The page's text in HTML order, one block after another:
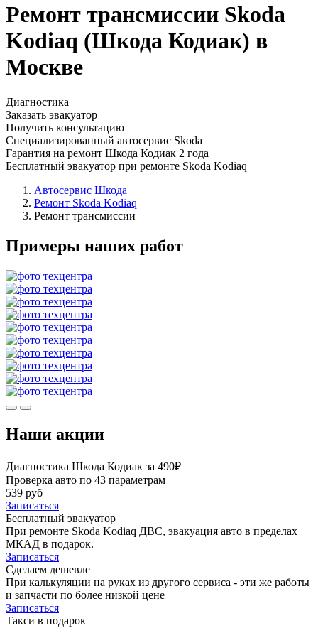
Ремонт трансмиссии Skoda
Kodiaq (Шкода Кодиак) в
Москве
Диагностика
Заказать эвакуатор
Получить консультацию
Специализированный автосервис Skoda
Гарантия на ремонт Шкода Кодиак 2 года
Бесплатный эвакуатор при ремонте Skoda Kodiaq
Автосервис Шкода
Ремонт Skoda Kodiaq
Ремонт трансмиссии
Примеры наших работ
Наши акции
Диагностика Шкода Кодиак за 490₽
Проверка авто по 43 параметрам
539 руб
Записаться
Бесплатный эвакуатор
При ремонте Skoda Kodiaq ДВС, эвакуация авто в пределах
МКАД в подарок.
Записаться
Сделаем дешевле
При калькуляции на руках из другого сервиса - эти же работы
и запчасти по более низкой цене
Записаться
Такси в подарок